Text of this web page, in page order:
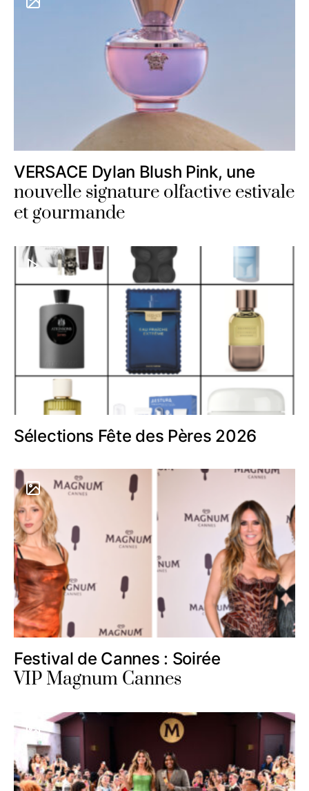
VERSACE Dylan Blush Pink, une
nouvelle signature olfactive estivale
et gourmande
Sélections Fête des Pères 2026
Festival de Cannes : Soirée
VIP Magnum Cannes